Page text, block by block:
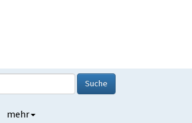
Suche
mehr